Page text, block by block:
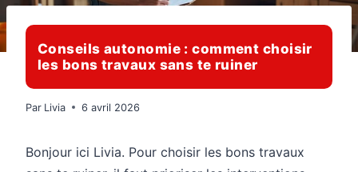
Conseils autonomie : comment choisir
les bons travaux sans te ruiner
Par Livia 6 avril 2026
Bonjour ici Livia. Pour choisir les bons travaux